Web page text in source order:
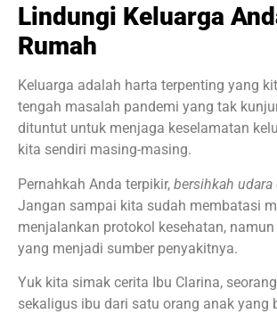
Lindungi Keluarga
Rumah
Keluarga adalah harta terpenting yang
tengah masalah pandemi yang tak
dituntut untuk menjaga keselamatan
kita sendiri masing-masing.
Pernahkah Anda terpikir, bersihkah
Jangan sampai kita sudah membatasi
menjalankan protokol kesehatan,
yang menjadi sumber penyakitnya.
Yuk kita simak cerita Ibu Clarina,
sekaligus ibu dari satu orang anak yang